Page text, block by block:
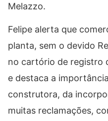
Melazzo.
Felipe alerta que
planta, sem o devido
no cartório de registro
e destaca a
construtora, da
muitas reclamações,